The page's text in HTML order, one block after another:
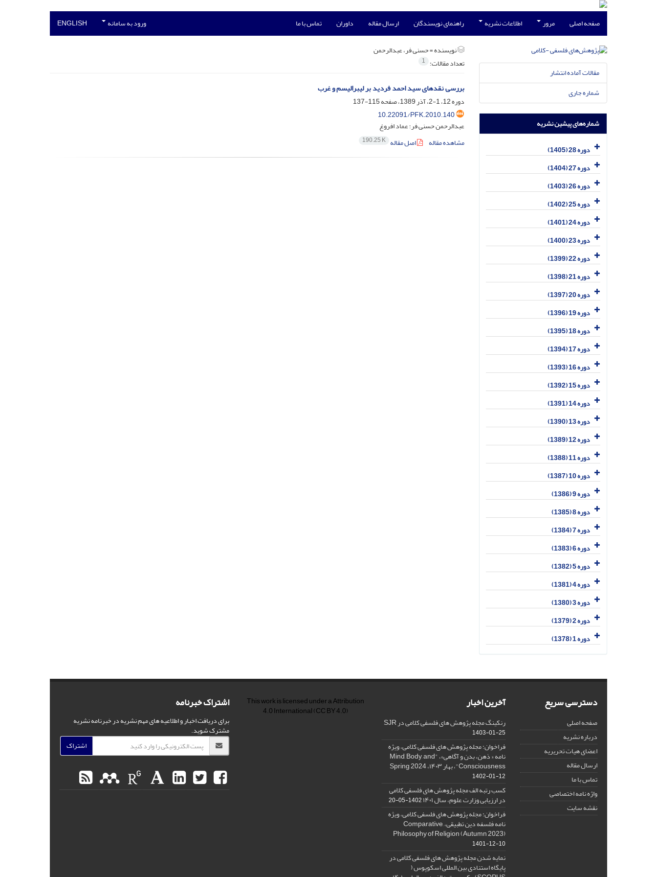
صفحه اصلی مرور اطلاعات نشریه راهنمای نویسندگان ارسال مقاله داوران تماس با ما ورود به سامانه ENGLISH
نویسنده =حسنی فر، عبدالرحمن
تعداد مقالات: 1
بررسی نقدهای سید احمد فردید بر لیبرالیسم و غرب
دوره 12، 1-2، آذر 1389، صفحه
115-137
10.22091/PFK.2010.140
عبدالرحمن حسنی فر؛ عماد افروغ
مشاهده مقاله
اصل مقاله 190.25 K
مقالات آماده انتشار
شماره جاری
شماره‌های پیشین نشریه
دوره 28 (1405)
دوره 27 (1404)
دوره 26 (1403)
دوره 25 (1402)
دوره 24 (1401)
دوره 23 (1400)
دوره 22 (1399)
دوره 21 (1398)
دوره 20 (1397)
دوره 19 (1396)
دوره 18 (1395)
دوره 17 (1394)
دوره 16 (1393)
دوره 15 (1392)
دوره 14 (1391)
دوره 13 (1390)
دوره 12 (1389)
دوره 11 (1388)
دوره 10 (1387)
دوره 9 (1386)
دوره 8 (1385)
دوره 7 (1384)
دوره 6 (1383)
دوره 5 (1382)
دوره 4 (1381)
دوره 3 (1380)
دوره 2 (1379)
دوره 1 (1378)
دسترسی سریع
صفحه اصلی
درباره نشریه
اعضای هیات تحریریه
ارسال مقاله
تماس با ما
واژه نامه اختصاصی
نقشه سایت
آخرین اخبار
رنکینگ مجله پژوهش های فلسفی کلامی در SJR
1403-01-25
فراخوان: مجله پژوهش های فلسفی کلامی، ویژه
نامه « ذهن، بدن و آگاهی»، "Mind, Body, and
Consciousness"، بهار ۱۴۰۳، Spring 2024
1402-01-12
کسب رتبه الف مجله پژوهش های فلسفی کلامی
در ارزیابی وزارت علوم، سال ۱۴۰۱ 1402-05-20
فراخوان: مجله پژوهش های فلسفی کلامی، ویژه
نامه فلسفه دین تطبیقی، ,Comparative
Philosophy of Religion (Autumn 2023)
1401-12-10
نمایه شدن مجله پژوهش های فلسفی کلامی در
پایگاه استنادی بین المللی اسکوپوس (
This work is licensed under aAttribution
4.0 International(CC BY 4.0) اشتراک خبرنامه
برای دریافت اخبار و اطلاعیه های مهم نشریه در خبرنامه نشریه
مشترک شوید.
اشتراک